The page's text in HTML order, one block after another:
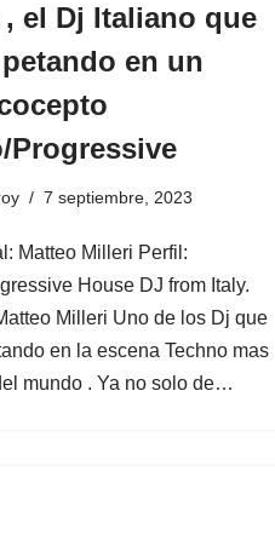
, el Dj Italiano que
en un
Progressive
7 septiembre, 2023
Matteo Milleri Perfil:
House DJ from Italy.
Milleri Uno de los Dj que
en la escena Techno mas
mundo . Ya no solo de…